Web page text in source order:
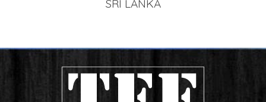
SRI LAN­KA